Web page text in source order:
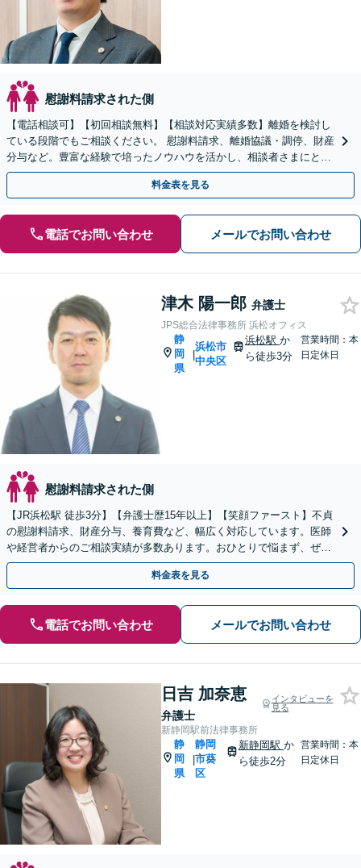
慰謝料請求された側
【電話相談可】【初回相談無料】【相談対応実績多数】離婚を検討し
ている段階でもご相談ください。 慰謝料請求、離婚協議・調停、財産
分与など。豊富な経験で培ったノウハウを活かし、相談者さまにとっ
て最善の解決を目指します
料金表を見る
電話でお問い合わせ メールでお問い合わせ
津木 陽一郎 弁護士
JPS総合法律事務所 浜松オフィス
静
岡
県
|
浜松市
中央区
浜松駅 か
ら徒歩3分
営業時間：本
日定休日
慰謝料請求された側
【JR浜松駅 徒歩3分】【弁護士歴15年以上】【笑顔ファースト】不貞
の慰謝料請求、財産分与、養育費など、幅広く対応しています。医師
や経営者からのご相談実績が多数あります。おひとりで悩まず、ぜひ
弁護士にご相談ください。【初回面談無料】
料金表を見る
電話でお問い合わせ メールでお問い合わせ
日吉 加奈恵
弁護士
インタビューを
見る
新静岡駅前法律事務所
静
岡
県
|
静岡
市葵
区
新静岡駅 か
ら徒歩2分
営業時間：本
日定休日